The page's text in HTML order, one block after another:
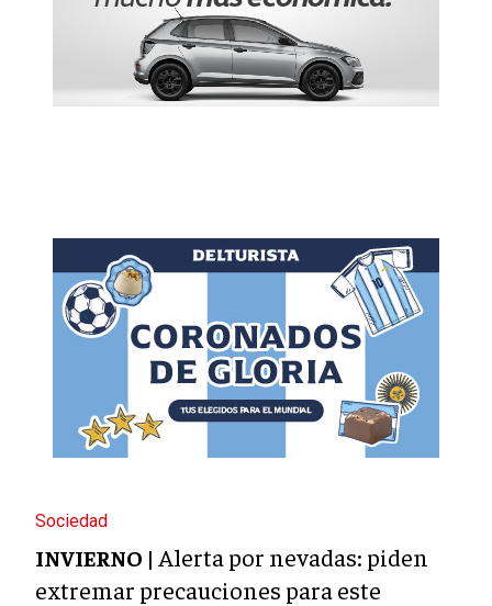
Sociedad
INVIERNO | Alerta por nevadas: piden
extremar precauciones para este